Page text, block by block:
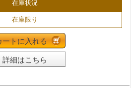
在庫状況
在庫限り
ートに入れる
詳細はこちら